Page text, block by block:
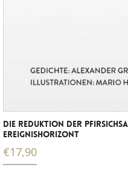
DIE REDUKTION DER
EREIGNISHORIZONT
€17,90